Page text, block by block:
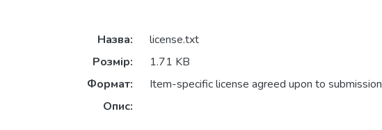
Назва:
license.txt
Розмір:
1.71 KB
Формат:
Item-specific license agreed upon to submission
Опис: